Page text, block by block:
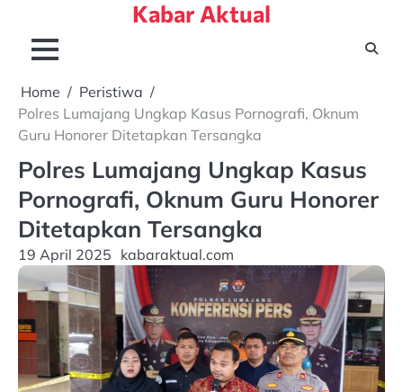
content
Kabar Aktual
Home
Peristiwa
Polres Lumajang Ungkap Kasus Pornografi, Oknum
Guru Honorer Ditetapkan Tersangka
Polres Lumajang Ungkap Kasus
Pornografi, Oknum Guru Honorer
Ditetapkan Tersangka
19 April 2025 kabaraktual.com